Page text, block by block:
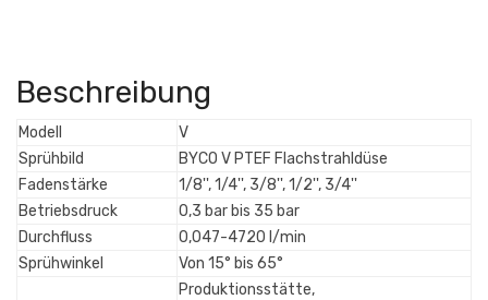
Beschreibung
Modell
V
Sprühbild
BYCO V PTEF Flachstrahldüse
Fadenstärke
1/8'', 1/4'', 3/8'', 1/2'', 3/4''
Betriebsdruck
0,3 bar bis 35 bar
Durchfluss
0,047-4720 l/min
Sprühwinkel
Von 15° bis 65°
Produktionsstätte,